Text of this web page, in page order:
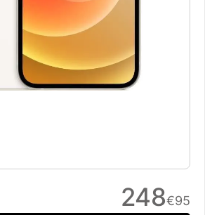
248€95